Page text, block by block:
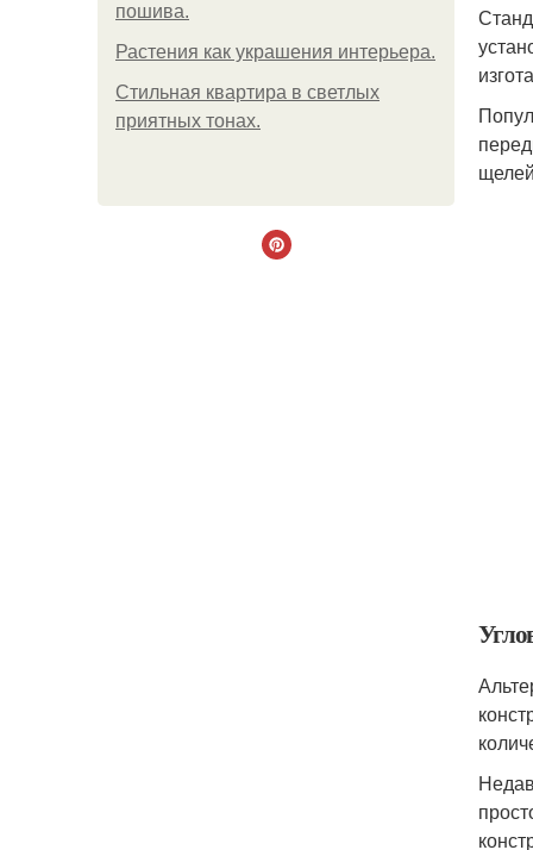
пошива.
Растения как украшения интерьера.
Стильная квартира в светлых
приятных тонах.